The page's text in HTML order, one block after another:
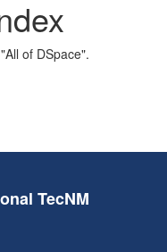
of DSpace".
TecNM